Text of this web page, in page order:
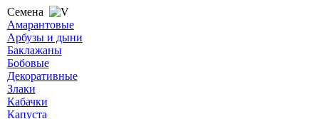
Семена
Амарантовые
Арбузы и дыни
Баклажаны
Бобовые
Декоративные
Злаки
Кабачки
Капуста